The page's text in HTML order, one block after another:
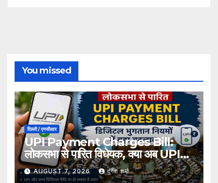
You missed
दिल्ली / एनसीआर
UPI Payment Charges Bill:
लोकसभा से पारित विधेयक, क्या अब UPI
भुगतान पर लग सकता है शुल्क?
AUGUST 7, 2026 दुर्गेश शर्मा